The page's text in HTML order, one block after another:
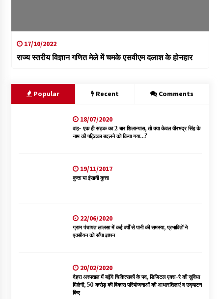
17/10/2022
राज्य स्तरीय विज्ञान गणित मेले में चमके एसवीएम दलाश के होनहार
Popular Recent Comments
18/07/2020
वाह- एक ही सड़क का 2 बार शिलान्यास, तो क्या केवल वीरभद्र सिंह के
नाम की पट्टिका बदलने को किया गया…?
19/11/2017
कुत्ता या इंसानी कुत्ता
22/06/2020
ग्राम पंचायत लालसा में कई वर्षों से पानी की समस्या, प्रभावितों ने
एक्सीयन को सौंपा ज्ञापन
20/02/2020
देहरा अस्पताल में बढ़ेंगे चिकित्सकों के पद, डिजिटल एक्स-रे की सुविधा
मिलेगी, 50 करोड़ की विकास परियोजनाओं की आधारशिलाएं व उद्घाटन
किए